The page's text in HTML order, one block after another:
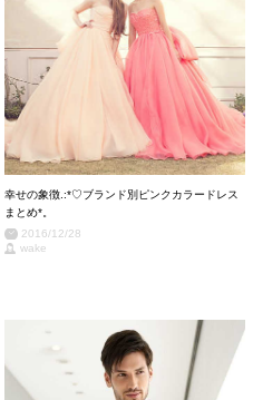
幸せの象徴.:*♡ブランド別ピンクカラードレス
まとめ*。
2016/12/28
wake